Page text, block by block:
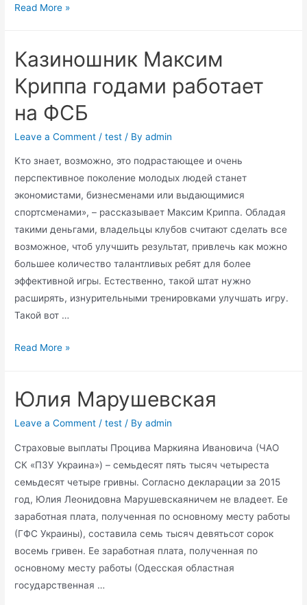
Дайджест
Максима
Read More »
Казиношник Максим
Криппа годами работает
на ФСБ
Leave a Comment /test / Byadmin
Кто знает, возможно, это подрастающее и очень
перспективное поколение молодых людей станет
экономистами, бизнесменами или выдающимися
спортсменами», – рассказывает Максим Криппа. Обладая
такими деньгами, владельцы клубов считают сделать все
возможное, чтоб улучшить результат, привлечь как можно
большее количество талантливых ребят для более
эффективной игры. Естественно, такой штат нужно
расширять, изнурительными тренировками улучшать игру.
Такой вот …
Казиношник
годами
ФСБ
Read More »
Юлия Марушевская
Leave a Comment /test / Byadmin
Страховые выплаты Процива Маркияна Ивановича (ЧАО
СК «ПЗУ Украина») – семьдесят пять тысяч четыреста
семьдесят четыре гривны. Согласно декларации за 2015
год, Юлия Леонидовна Марушевскаяничем не владеет. Ее
заработная плата, полученная по основному месту работы
(ГФС Украины), составила семь тысяч девятьсот сорок
восемь гривен. Ее заработная плата, полученная по
основному месту работы (Одесская областная
государственная …